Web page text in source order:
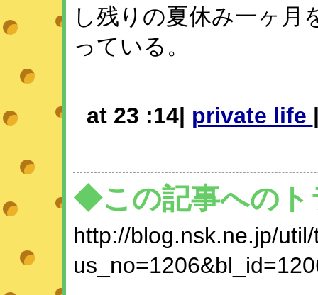
し残りの夏休み一ヶ月
っている。
at 23 :14| private life
◆この記事へのト
http://blog.nsk.ne.jp/